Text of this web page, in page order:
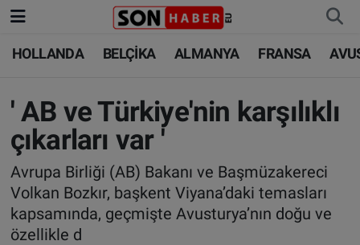
HOLLANDA BELÇİKA ALMANYA FRANSA
' AB ve Türkiye'nin karşılıklı
çıkarları var '
Avrupa Birliği (AB) Bakanı ve Başmüzakereci
Volkan Bozkır, başkent Viyana’daki temasları
kapsamında, geçmişte Avusturya’nın doğu ve
özellikle d
HOLLANDA
BELÇİKA
ALMANYA
FRANSA
AVUSTURYA
HOLLANDA
BELÇİKA
ALMANYA
TÜRKİYE
DÜNYA
Nöbetçi Eczaneler
Hava Durumu
Trafik Durumu
Süper Lig Puan Durumu ve Fikstür
Tüm Manşetler